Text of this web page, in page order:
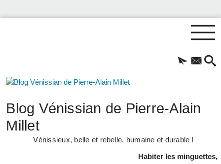
Blog Vénissian de Pierre-Alain
Millet
Vénissieux, belle et rebelle, humaine et durable !
Habiter les minguettes,